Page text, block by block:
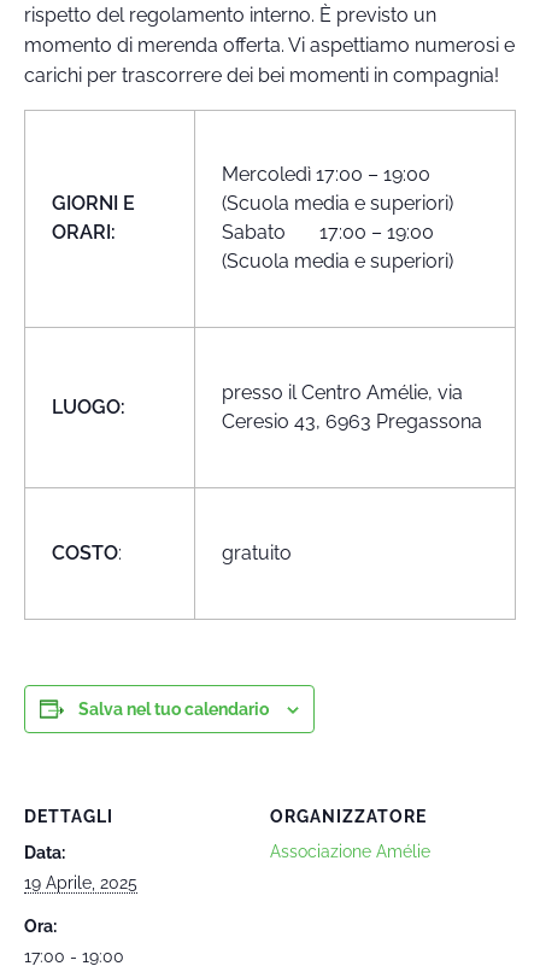
rispetto del regolamento interno. È previsto un
momento di merenda offerta. Vi aspettiamo numerosi e
carichi per trascorrere dei bei momenti in compagnia!
GIORNI E
ORARI:
Mercoledì 17:00 – 19:00
(Scuola media e superiori)
Sabato 17:00 – 19:00
(Scuola media e superiori)
LUOGO:
presso il Centro Amélie, via
Ceresio 43, 6963 Pregassona
COSTO: gratuito
Salva nel tuo calendario
DETTAGLI
Data:
19 Aprile, 2025
Ora:
17:00 - 19:00
ORGANIZZATORE
Associazione Amélie